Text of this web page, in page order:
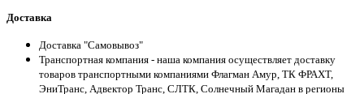
Доставка
Доставка "Самовывоз"
Транспортная компания - наша компания осуществляет доставку
товаров транспортными компаниями Флагман Амур, ТК ФРАХТ,
ЭниТранс, Адвектор Транс, СЛТК, Солнечный Магадан в регионы